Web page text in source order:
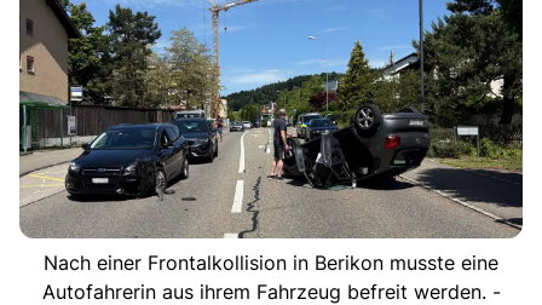
Nach einer Frontalkollision in Berikon musste eine
Autofahrerin aus ihrem Fahrzeug befreit werden. -